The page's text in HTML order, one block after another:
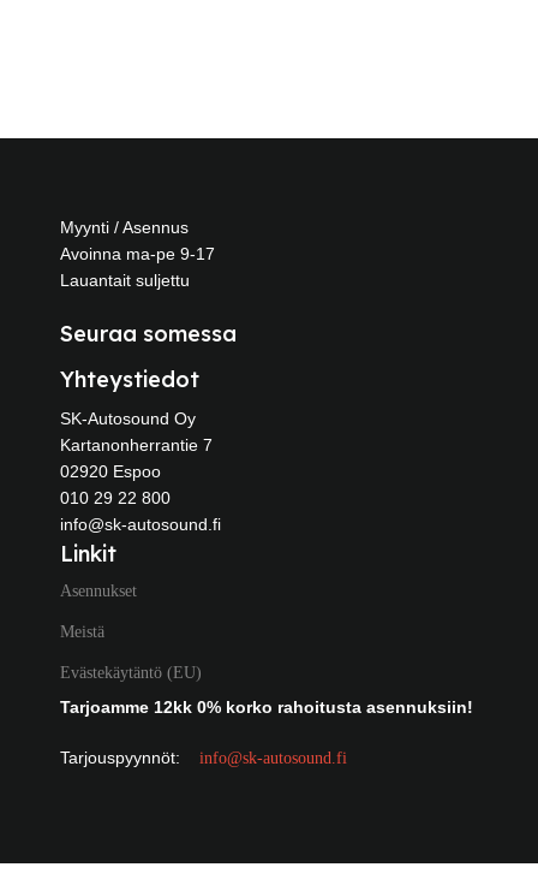
Myynti / Asennus
Avoinna ma-pe 9-17
Lauantait suljettu
Seuraa somessa
Yhteystiedot
SK-Autosound Oy
Kartanonherrantie 7
02920 Espoo
010 29 22 800
info@sk-autosound.fi
Linkit
Asennukset
Meistä
Evästekäytäntö (EU)
Tarjoamme 12kk 0% korko rahoitusta asennuksiin!
Tarjouspyynnöt: info@sk-autosound.fi